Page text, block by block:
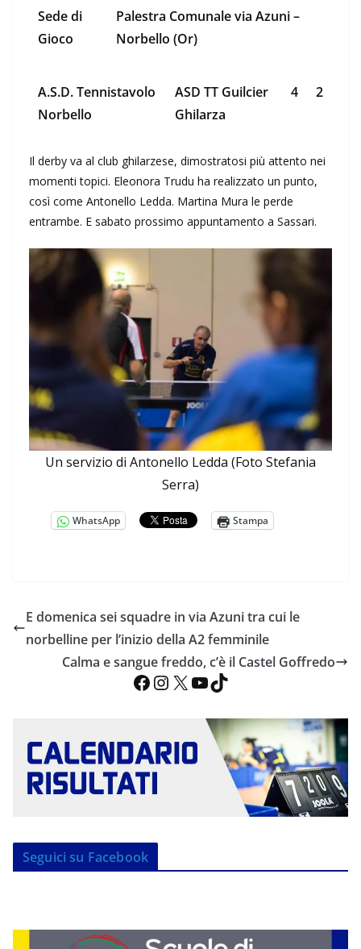
Sede di
Gioco
Palestra Comunale via Azuni –
Norbello (Or)
A.S.D. Tennistavolo
Norbello
ASD TT Guilcier
Ghilarza
4 2
Il derby va al club ghilarzese, dimostratosi più attento nei
momenti topici. Eleonora Trudu ha realizzato un punto,
così come Antonello Ledda. Martina Mura le perde
entrambe. E sabato prossimo appuntamento a Sassari.
Un servizio di Antonello Ledda (Foto Stefania
Serra)
WhatsApp Stampa
E domenica sei squadre in via Azuni tra cui le
norbelline per l’inizio della A2 femminile
Calma e sangue freddo, c’è il Castel Goffredo
Facebook InstagramX YouTube TikTok
Seguici su Facebook